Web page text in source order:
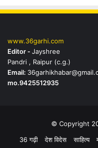
www.36garhi.com
Editor -Jayshree
Pandri , Raipur (c.g.)
Email:
mo.9425512935
© Copyright
36 गढ़ी
देश विदेस साहित्य